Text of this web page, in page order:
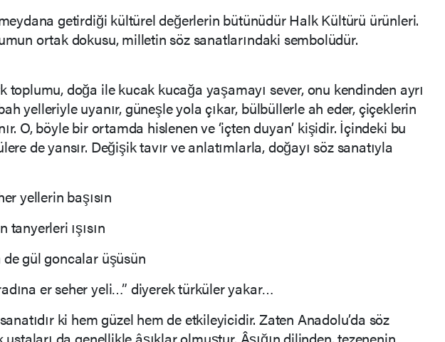
getirdiği kültürel değerlerin bütünüdür Halk Kültürü ürünleri.
ortak dokusu, milletin söz sanatlarındaki sembolüdür.
toplumu, doğa ile kucak kucağa yaşamayı sever, onu kendinden ayrı
yelleriyle uyanır, güneşle yola çıkar, bülbüllerle ah eder, çiçeklerin
O, böyle bir ortamda hislenen ve ‘içten duyan’ kişidir. İçindeki bu
de yansır. Değişik tavır ve anlatımlarla, doğayı söz sanatıyla
yellerin başısın
tanyerleri ışısın
gül goncalar üşüsün
er seher yeli…” diyerek türküler yakar…
ki hem güzel hem de etkileyicidir. Zaten Anadolu’da söz